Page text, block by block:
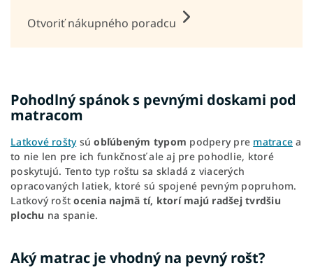
Otvoriť nákupného poradcu
Pohodlný spánok s pevnými doskami pod
matracom
Latkové roštysúobľúbeným typom podpery pre matrace a
to nie len pre ich funkčnosť ale aj pre pohodlie, ktoré
poskytujú. Tento typ roštu sa skladá z viacerých
opracovaných latiek, ktoré sú spojené pevným popruhom.
Latkový roštocenia najmä tí, ktorí majú radšej tvrdšiu
plochu na spanie.
Aký matrac je vhodný na pevný rošt?